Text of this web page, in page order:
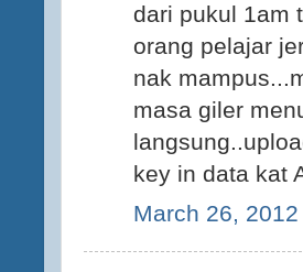
dari pukul 1am
orang pelajar
nak
masa giler
key in data kat
March 26,